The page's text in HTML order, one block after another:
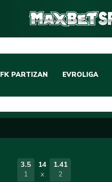
FK PARTIZAN EVROLIGA
3.5
1
14
x
1.41
2